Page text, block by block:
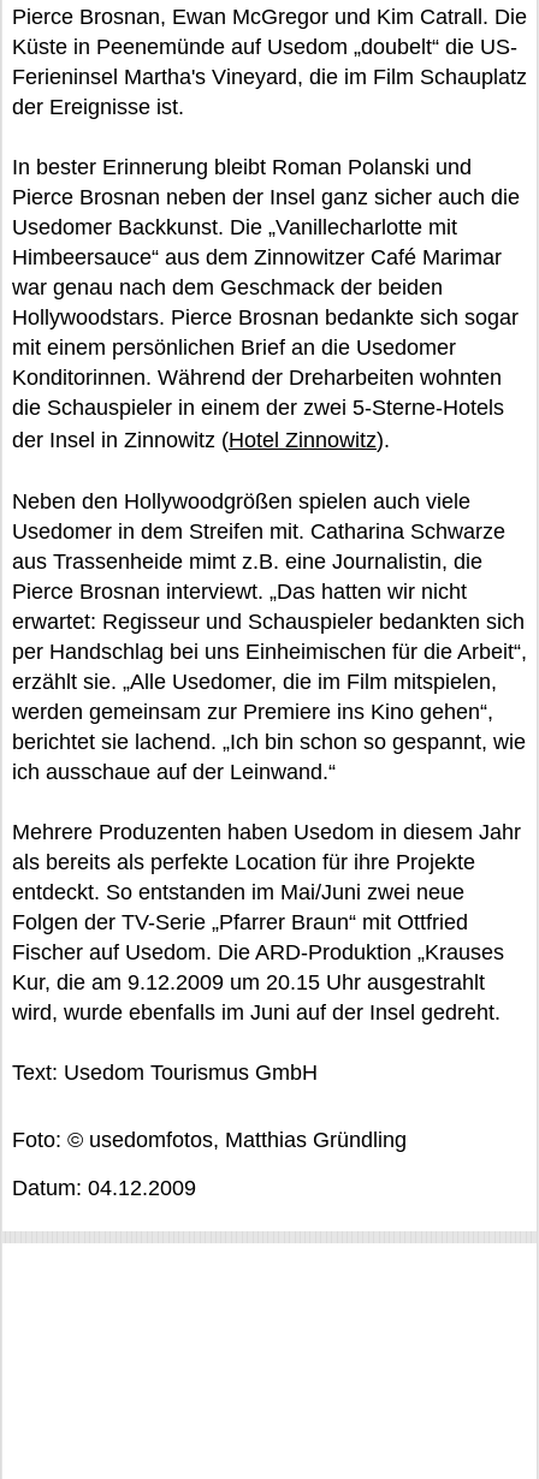
Pierce Brosnan, Ewan McGregor und Kim Catrall. Die
Küste in Peenemünde auf Usedom „doubelt“ die US-
Ferieninsel Martha's Vineyard, die im Film Schauplatz
der Ereignisse ist.
In bester Erinnerung bleibt Roman Polanski und
Pierce Brosnan neben der Insel ganz sicher auch die
Usedomer Backkunst. Die „Vanillecharlotte mit
Himbeersauce“ aus dem Zinnowitzer Café Marimar
war genau nach dem Geschmack der beiden
Hollywoodstars. Pierce Brosnan bedankte sich sogar
mit einem persönlichen Brief an die Usedomer
Konditorinnen. Während der Dreharbeiten wohnten
die Schauspieler in einem der zwei 5-Sterne-Hotels
der Insel in Zinnowitz (Hotel Zinnowitz).
Neben den Hollywoodgrößen spielen auch viele
Usedomer in dem Streifen mit. Catharina Schwarze
aus Trassenheide mimt z.B. eine Journalistin, die
Pierce Brosnan interviewt. „Das hatten wir nicht
erwartet: Regisseur und Schauspieler bedankten sich
per Handschlag bei uns Einheimischen für die Arbeit“,
erzählt sie. „Alle Usedomer, die im Film mitspielen,
werden gemeinsam zur Premiere ins Kino gehen“,
berichtet sie lachend. „Ich bin schon so gespannt, wie
ich ausschaue auf der Leinwand.“
Mehrere Produzenten haben Usedom in diesem Jahr
als bereits als perfekte Location für ihre Projekte
entdeckt. So entstanden im Mai/Juni zwei neue
Folgen der TV-Serie „Pfarrer Braun“ mit Ottfried
Fischer auf Usedom. Die ARD-Produktion „Krauses
Kur, die am 9.12.2009 um 20.15 Uhr ausgestrahlt
wird, wurde ebenfalls im Juni auf der Insel gedreht.
Text: Usedom Tourismus GmbH
Foto: © usedomfotos, Matthias Gründling
Datum: 04.12.2009